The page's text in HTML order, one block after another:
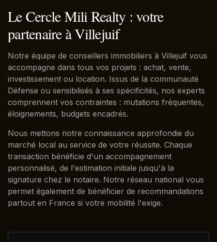
Le Cercle Mili Realty : votre
partenaire à Villejuif
Notre équipe de conseillers immobiliers à Villejuif vous
accompagne dans tous vos projets : achat, vente,
investissement ou location. Issus de la communauté
Défense ou sensibilisés à ses spécificités, nos experts
comprennent vos contraintes : mutations fréquentes,
éloignements, budgets encadrés.
Nous mettons notre connaissance approfondie du
marché local au service de votre réussite. Chaque
transaction bénéficie d'un accompagnement
personnalisé, de l'estimation initiale jusqu'à la
signature chez le notaire. Notre réseau national vous
permet également de bénéficier de recommandations
partout en France si votre mobilité l'exige.